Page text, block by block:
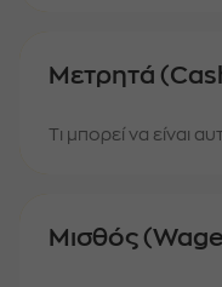
Μετρητά
Τι μπορεί να είναι
Μισθός